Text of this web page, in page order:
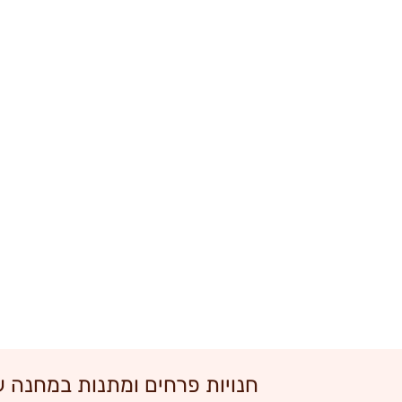
חנויות פרחים ומתנות במחנה